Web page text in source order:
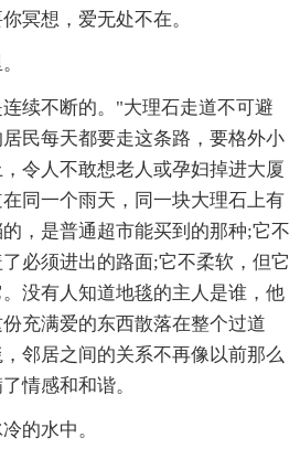
冥想，爱无处不在。
续不断的。"大理石走道不可避
民每天都要走这条路，要格外小
令人不敢想老人或孕妇掉进大厦
同一个雨天，同一块大理石上有
，是普通超市能买到的那种;它不
必须进出的路面;它不柔软，但它
没有人知道地毯的主人是谁，他
充满爱的东西散落在整个过道
邻居之间的关系不再像以前那么
情感和和谐。
的水中。